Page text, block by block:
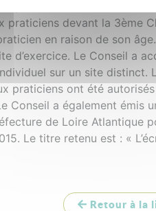
charlatanisme). Le
devant la 3ème
en raison de son
d’exercice. Le Conseil a
sur un site
praticiens ont été
a également émis
de Loire Atlantique
Le titre retenu est : «
Retour à la